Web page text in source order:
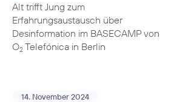
Alt trifft Jung zum
Erfahrungsaustausch über
Desinformation im BASECAMP von
O2Telefónica in Berlin
14. November 2024